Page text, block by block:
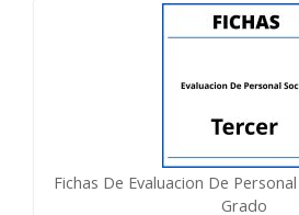
Fichas De Evaluacion De
Grado